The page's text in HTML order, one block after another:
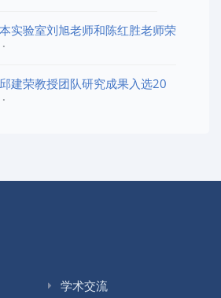
实验室刘旭老师和陈红胜老师荣
建荣教授团队研究成果入选20
学术交流